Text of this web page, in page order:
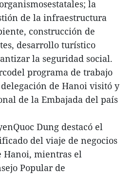
la
de la infraestructura
construcción de
desarrollo turístico
la seguridad social.
programa de trabajo
de Hanoi visitó y
de la Embajada del país
Dung destacó el
del viaje de negocios
Hanoi, mientras el
Popular de